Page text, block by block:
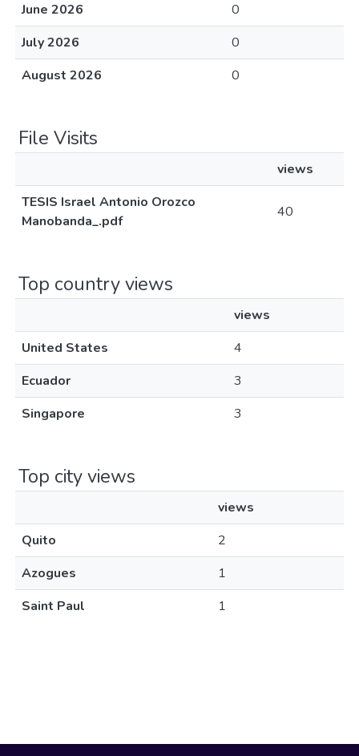
June 2026
0
July 2026
0
August 2026
0
File Visits
views
TESIS Israel Antonio Orozco
Manobanda_.pdf
40
Top country views
views
United States
4
Ecuador
3
Singapore
3
Top city views
views
Quito
2
Azogues
1
Saint Paul
1